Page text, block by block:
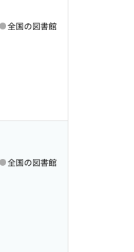
全国の図書館
全国の図書館